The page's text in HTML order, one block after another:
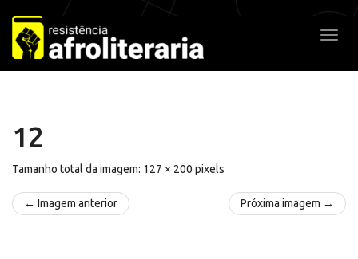
Pular
para
o
conteúdo
12
Tamanho total da imagem: 127 × 200 pixels
← Imagem anterior Próxima imagem →